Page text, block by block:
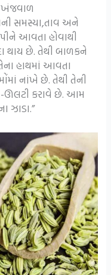
ખંજવાળ
સમસ્યા,તાવ અને
આવતા હોવાથી
થાય છે. તેથી બાળકને
હાથમાં આવતા
નાંખે છે. તેથી તેની
ઊલટી કરાવે છે. આમ
ઝાડા.”